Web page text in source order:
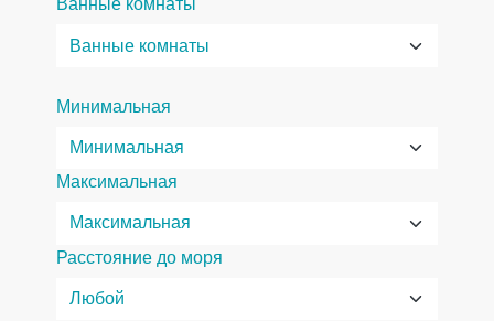
Ванные комнаты
Минимальная
Максимальная
Расстояние до моря